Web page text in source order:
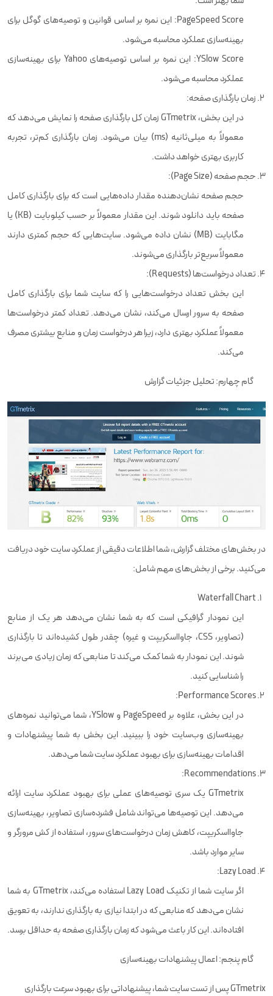
PageSpeed Score: این نمره بر اساس قوانین و توصیه‌های گوگل برای
بهینه‌سازی عملکرد محاسبه می‌شود.
YSlow Score: این نمره بر اساس توصیه‌های Yahoo برای بهینه‌سازی
عملکرد محاسبه می‌شود.
زمان بارگذاری صفحه:
در این بخش، GTmetrix زمان کل بارگذاری صفحه را نمایش می‌دهد که
معمولاً به میلی‌ثانیه (ms) بیان می‌شود. زمان بارگذاری کم‌تر، تجربه
کاربری بهتری خواهد داشت.
حجم صفحه (Page Size):
حجم صفحه نشان‌دهنده مقدار داده‌هایی است که برای بارگذاری کامل
صفحه باید دانلود شوند. این مقدار معمولاً بر حسب کیلوبایت (KB) یا
مگابایت (MB) نشان داده می‌شود. سایت‌هایی که حجم کمتری دارند
معمولاً سریع‌تر بارگذاری می‌شوند.
تعداد درخواست‌ها (Requests):
این بخش تعداد درخواست‌هایی را که سایت شما برای بارگذاری کامل
صفحه به سرور ارسال می‌کند، نشان می‌دهد. تعداد کمتر درخواست‌ها
معمولاً عملکرد بهتری دارد، زیرا هر درخواست زمان و منابع بیشتری مصرف
می‌کند.
گام چهارم: تحلیل جزئیات گزارش
در بخش‌های مختلف گزارش، شما اطلاعات دقیقی از عملکرد سایت خود دریافت
می‌کنید. برخی از بخش‌های مهم شامل:
Waterfall Chart
این نمودار گرافیکی است که به شما نشان می‌دهد هر یک از منابع
(تصاویر، CSS، جاوااسکریپت و غیره) چقدر طول کشیده‌اند تا بارگذاری
شوند. این نمودار به شما کمک می‌کند تا منابعی که زمان زیادی می‌برند
را شناسایی کنید.
Performance Scores:
در این بخش، علاوه بر PageSpeed و YSlow، شما می‌توانید نمره‌های
بهینه‌سازی وب‌سایت خود را ببینید. این بخش به شما پیشنهادات و
اقدامات بهینه‌سازی برای بهبود عملکرد سایت شما می‌دهد.
Recommendations:
GTmetrix یک سری توصیه‌های عملی برای بهبود عملکرد سایت ارائه
می‌دهد. این توصیه‌ها می‌تواند شامل فشرده‌سازی تصاویر، بهینه‌سازی
جاوااسکریپت، کاهش زمان درخواست‌های سرور، استفاده از کش مرورگر و
سایر موارد باشد.
Lazy Load:
اگر سایت شما از تکنیک Lazy Load استفاده می‌کند، GTmetrix به شما
نشان می‌دهد که منابعی که در ابتدا نیازی به بارگذاری ندارند، به تعویق
افتاده‌اند. این کار باعث می‌شود که زمان بارگذاری صفحه به حداقل برسد.
گام پنجم: اعمال پیشنهادات بهینه‌سازی
GTmetrix پس از تست سایت شما، پیشنهاداتی برای بهبود سرعت بارگذاری